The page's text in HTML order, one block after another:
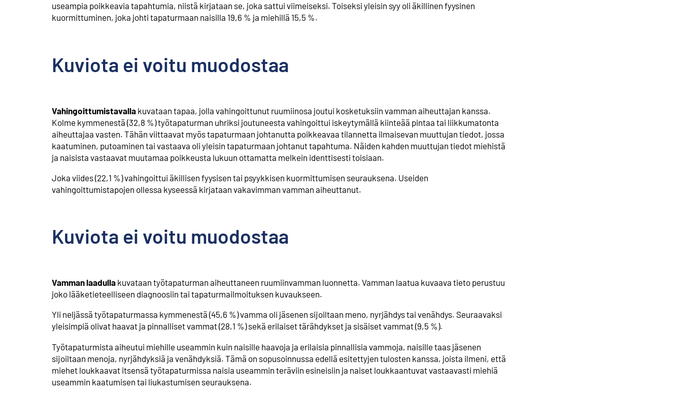
useampia poikkeavia tapahtumia, niistä kirjataan se, joka sattui viimeiseksi. Toiseksi yleisin syy oli äkillinen fyysinen
kuormittuminen, joka johti tapaturmaan naisilla 19,6 % ja miehillä 15,5 %.
Kuviota ei voitu muodostaa
Vahingoittumistavalla kuvataan tapaa, jolla vahingoittunut ruumiinosa joutui kosketuksiin vamman aiheuttajan kanssa.
Kolme kymmenestä (32,8 %) työtapaturman uhriksi joutuneesta vahingoittui iskeytymällä kiinteää pintaa tai liikkumatonta
aiheuttajaa vasten. Tähän viittaavat myös tapaturmaan johtanutta poikkeavaa tilannetta ilmaisevan muuttujan tiedot, jossa
kaatuminen, putoaminen tai vastaava oli yleisin tapaturmaan johtanut tapahtuma. Näiden kahden muuttujan tiedot miehistä
ja naisista vastaavat muutamaa poikkeusta lukuun ottamatta melkein identtisesti toisiaan.
Joka viides (22,1 %) vahingoittui äkillisen fyysisen tai psyykkisen kuormittumisen seurauksena. Useiden
vahingoittumistapojen ollessa kyseessä kirjataan vakavimman vamman aiheuttanut.
Kuviota ei voitu muodostaa
Vamman laadulla kuvataan työtapaturman aiheuttaneen ruumiinvamman luonnetta. Vamman laatua kuvaava tieto perustuu
joko lääketieteelliseen diagnoosiin tai tapaturmailmoituksen kuvaukseen.
Yli neljässä työtapaturmassa kymmenestä (45,6 %) vamma oli jäsenen sijoiltaan meno, nyrjähdys tai venähdys. Seuraavaksi
yleisimpiä olivat haavat ja pinnalliset vammat (28,1 %) sekä erilaiset tärähdykset ja sisäiset vammat (9,5 %).
Työtapaturmista aiheutui miehille useammin kuin naisille haavoja ja erilaisia pinnallisia vammoja, naisille taas jäsenen
sijoiltaan menoja, nyrjähdyksiä ja venähdyksiä. Tämä on sopusoinnussa edellä esitettyjen tulosten kanssa, joista ilmeni, että
miehet loukkaavat itsensä työtapaturmissa naisia useammin teräviin esineisiin ja naiset loukkaantuvat vastaavasti miehiä
useammin kaatumisen tai liukastumisen seurauksena.